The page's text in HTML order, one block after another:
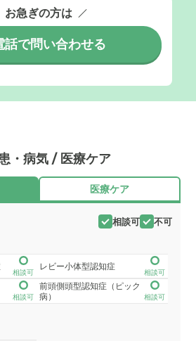
お急ぎの方は
話で問い合わせる
・病気 / 医療ケア
医療ケア
相談可 不可
相談可
レビー小体型認知症
相談可
相談可
前頭側頭型認知症（ピック
病）
相談可